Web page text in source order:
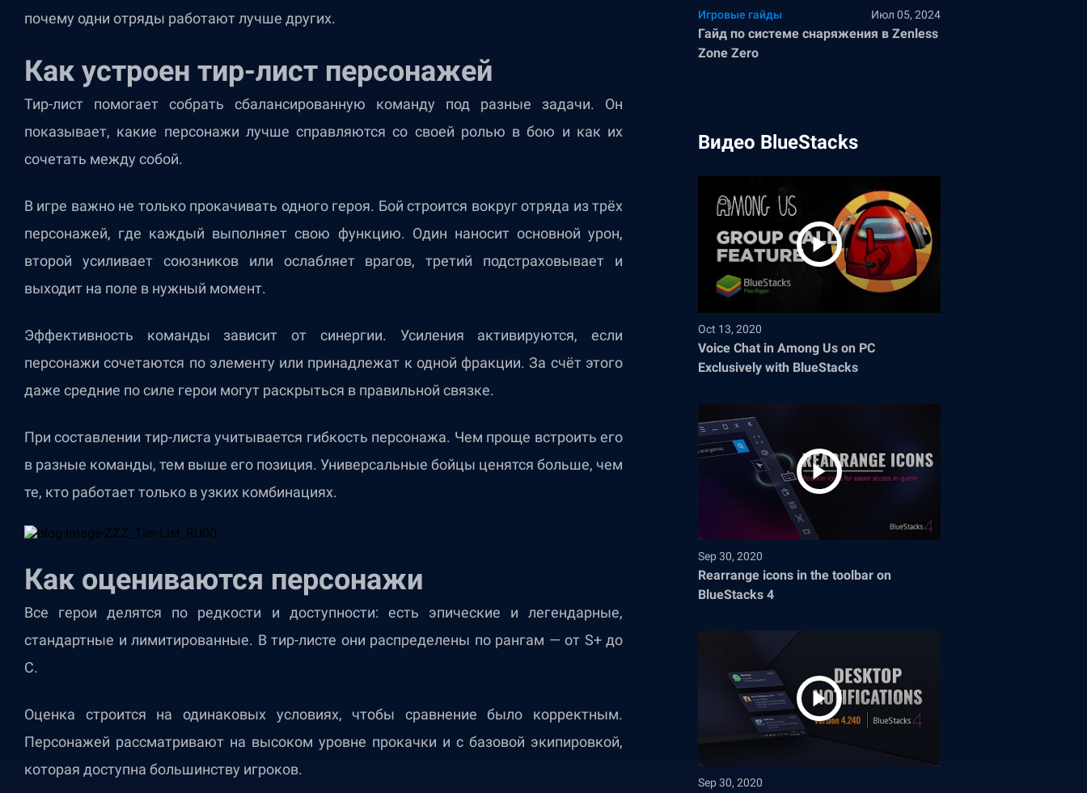
почему одни отряды работают лучше других.
Как устроен тир-лист персонажей
Тир-лист помогает собрать сбалансированную команду под разные задачи. Он
показывает, какие персонажи лучше справляются со своей ролью в бою и как их
сочетать между собой.
В игре важно не только прокачивать одного героя. Бой строится вокруг отряда из трёх
персонажей, где каждый выполняет свою функцию. Один наносит основной урон,
второй усиливает союзников или ослабляет врагов, третий подстраховывает и
выходит на поле в нужный момент.
Эффективность команды зависит от синергии. Усиления активируются, если
персонажи сочетаются по элементу или принадлежат к одной фракции. За счёт этого
даже средние по силе герои могут раскрыться в правильной связке.
При составлении тир-листа учитывается гибкость персонажа. Чем проще встроить его
в разные команды, тем выше его позиция. Универсальные бойцы ценятся больше, чем
те, кто работает только в узких комбинациях.
Как оцениваются персонажи
Все герои делятся по редкости и доступности: есть эпические и легендарные,
стандартные и лимитированные. В тир-листе они распределены по рангам — от S+ до
C.
Оценка строится на одинаковых условиях, чтобы сравнение было корректным.
Персонажей рассматривают на высоком уровне прокачки и с базовой экипировкой,
которая доступна большинству игроков.
Игровые гайды Июл 05, 2024
Гайд по системе снаряжения в Zenless
Zone Zero
Видео BlueStacks
Oct 13, 2020
Voice Chat in Among Us on PC
Exclusively with BlueStacks
Sep 30, 2020
Rearrange icons in the toolbar on
BlueStacks 4
Sep 30, 2020